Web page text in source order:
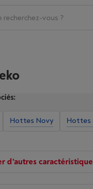
Hottes Novy Hottes
d'autres